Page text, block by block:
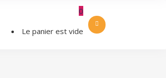
0
Le panier est vide